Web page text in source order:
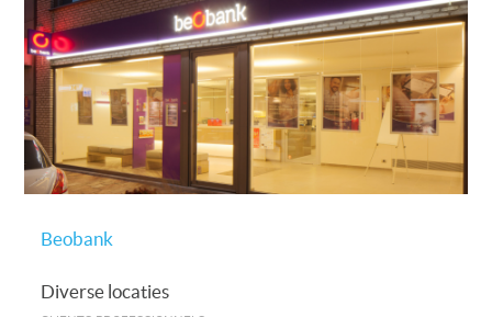
Beobank
Diverse locaties